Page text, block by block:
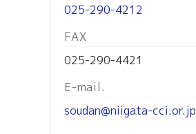
025-290-4212
FAX
025-290-4421
E-mail.
soudan@niigata-cci.or.jp